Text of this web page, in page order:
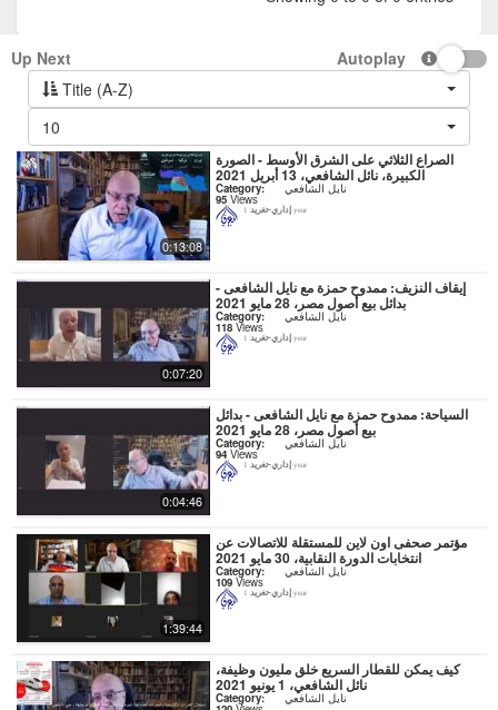
Up Next
Autoplay
Title (A-Z)
10
0:13:08
الصراع الثلاثي على الشرق الأوسط - الصورة
الكبيرة، نائل الشافعي، 13 أبريل 2021
Category: نايل الشافعي
95 Views
إداري-تغريد 1 year
0:07:20
إيقاف النزيف: ممدوح حمزة مع نايل الشافعى -
بدائل بيع أصول مصر، 28 مايو 2021
Category: نايل الشافعي
118 Views
إداري-تغريد 1 year
0:04:46
السياحة: ممدوح حمزة مع نايل الشافعى - بدائل
بيع أصول مصر، 28 مايو 2021
Category: نايل الشافعي
94 Views
إداري-تغريد 1 year
1:39:44
مؤتمر صحفى اون لاين للمستقلة للاتصالات عن
انتخابات الدورة النقابية، 30 مايو 2021
Category: نايل الشافعي
109 Views
إداري-تغريد 1 year
كيف يمكن للقطار السريع خلق مليون وظيفة،
نائل الشافعي، 1 يونيو 2021
Category: نايل الشافعي